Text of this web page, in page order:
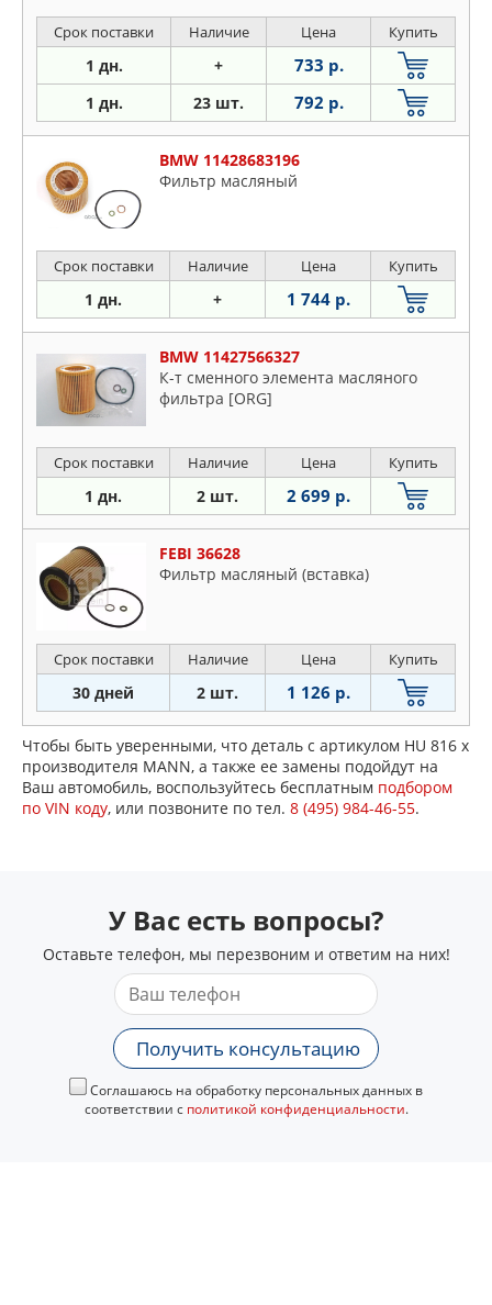
Срок поставки Наличие Цена Купить
1 дн. + 733 р.
1 дн. 23 шт. 792 р.
BMW 11428683196
Фильтр масляный
Срок поставки Наличие Цена Купить
1 дн. + 1 744 р.
BMW 11427566327
К-т сменного элемента масляного
фильтра [ORG]
Срок поставки Наличие Цена Купить
1 дн. 2 шт. 2 699 р.
FEBI 36628
Фильтp мacляный (вcтaвкa)
Срок поставки Наличие Цена Купить
30 дней 2 шт. 1 126 р.
Чтобы быть уверенными, что деталь с артикулом HU 816 x
производителя MANN, а также ее замены подойдут на
Ваш автомобиль, воспользуйтесь бесплатным подбором
по VIN коду, или позвоните по тел. 8 (495) 984-46-55.
У Вас есть вопросы?
Оставьте телефон, мы перезвоним и ответим на них!
Получить консультацию
Соглашаюсь на обработку персональных данных в
соответствии с политикой конфиденциальности.